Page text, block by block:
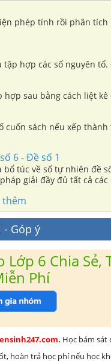
số
tập hợp các số nguyên
hợp sau bằng cách liệt
cuốn sách nếu xếp
6 - Đề số 1
túc về số tự nhiên đề
giải đầy đủ tất cả các
thêm
- Góp ý
6 Chia Sẻ,
Phí
Học bám sát
hoàn trả học phí nếu học